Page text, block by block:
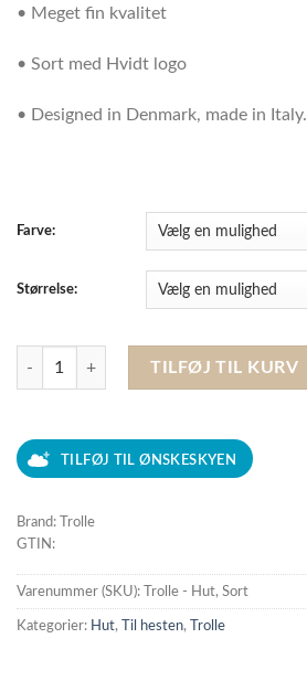
• Meget fin kvalitet
• Sort med Hvidt logo
• Designed in Denmark, made in Italy.
Farve:
Størrelse:
Trolle Hut, Sort antal
TILFØJ TIL KURV
TILFØJ TIL ØNSKESKYEN
Brand: Trolle
GTIN:
Varenummer (SKU): Trolle - Hut, Sort
Kategorier: Hut, Til hesten, Trolle